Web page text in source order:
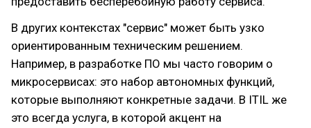
В других контекстах "сервис" может быть узко
ориентированным техническим решением.
Например, в разработке ПО мы часто говорим о
микросервисах: это набор автономных функций,
которые выполняют конкретные задачи. В ITIL же
это всегда услуга, в которой акцент на